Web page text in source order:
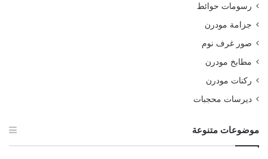
رسومات حوائط
جزامة مودرن
صور غرف نوم
مطابخ مودرن
ركنات مودرن
ديرسات محجبات
موضوعات متنوعة